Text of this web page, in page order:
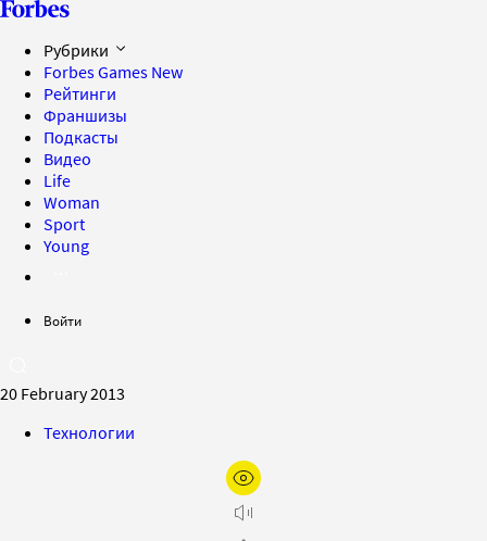
Рубрики
Forbes Games New
Рейтинги
Франшизы
Подкасты
Видео
Life
Woman
Sport
Young
Войти
20 February 2013
Технологии